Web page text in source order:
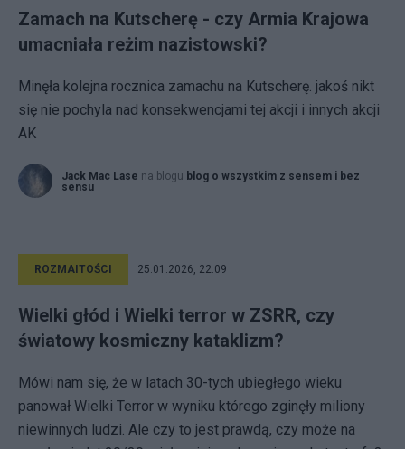
Zamach na Kutscherę - czy Armia Krajowa
umacniała reżim nazistowski?
Minęła kolejna rocznica zamachu na Kutscherę. jakoś nikt
się nie pochyla nad konsekwencjami tej akcji i innych akcji
AK
Jack Mac Lase na blogu blog o wszystkim z sensem i bez
sensu
ROZMAITOŚCI 25.01.2026, 22:09
Wielki głód i Wielki terror w ZSRR, czy
światowy kosmiczny kataklizm?
Mówi nam się, że w latach 30-tych ubiegłego wieku
panował Wielki Terror w wyniku którego zginęły miliony
niewinnych ludzi. Ale czy to jest prawdą, czy może na